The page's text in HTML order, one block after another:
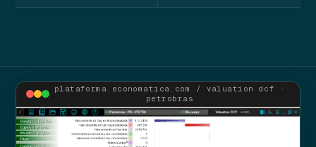
plataforma.economatica.com / valuation dcf ·
petrobras